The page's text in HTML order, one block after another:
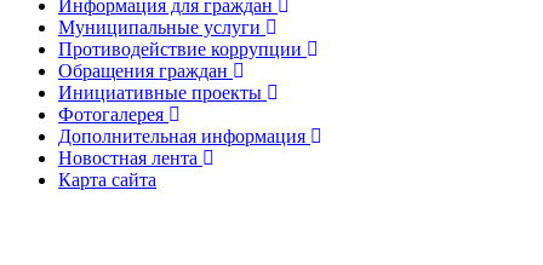
Информация для граждан
Муниципальные услуги
Противодействие коррупции
Обращения граждан
Инициативные проекты
Фотогалерея
Дополнительная информация
Новостная лента
Карта сайта